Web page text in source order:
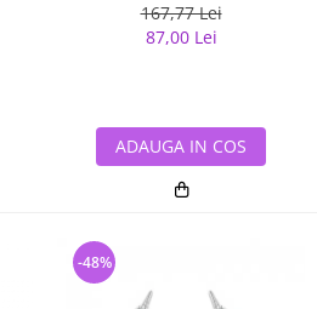
167,77 Lei
87,00 Lei
ADAUGA IN COS
-48%